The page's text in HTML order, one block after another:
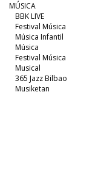
MÚSICA
BBK LIVE
Festival Música
Música Infantil
Música
Festival Música
Musical
365 Jazz Bilbao
Musiketan